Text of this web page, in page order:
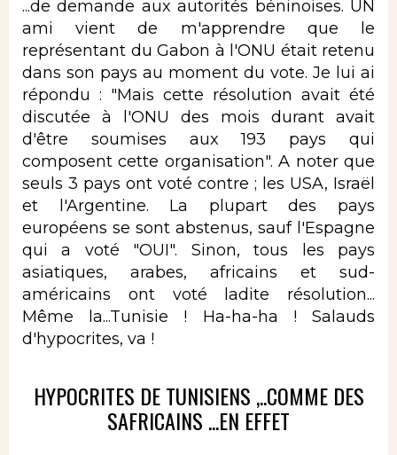
...de demande aux autorités béninoises. UN
ami vient de m'apprendre que le
représentant du Gabon à l'ONU était retenu
dans son pays au moment du vote. Je lui ai
répondu : "Mais cette résolution avait été
discutée à l'ONU des mois durant avait
d'être soumises aux 193 pays qui
composent cette organisation". A noter que
seuls 3 pays ont voté contre ; les USA, Israël
et l'Argentine. La plupart des pays
européens se sont abstenus, sauf l'Espagne
qui a voté "OUI". Sinon, tous les pays
asiatiques, arabes, africains et sud-
américains ont voté ladite résolution...
Même la...Tunisie ! Ha-ha-ha ! Salauds
d'hypocrites, va !
HYPOCRITES DE TUNISIENS ,..COMME DES
SAFRICAINS ...EN EFFET